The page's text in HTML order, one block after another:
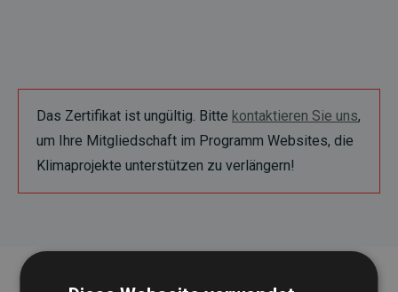
Das Zertifikat ist ungültig. Bitte kontaktieren Sie uns,
um Ihre Mitgliedschaft im Programm Websites, die
Klimaprojekte unterstützen zu verlängern!